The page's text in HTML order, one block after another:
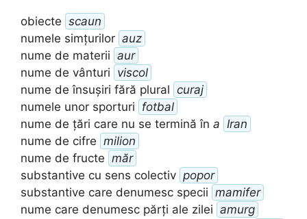
obiecte scaun
numele simțurilor auz
nume de materii aur
nume de vânturi viscol
nume de însușiri fără plural curaj
numele unor sporturi fotbal
nume de țări care nu se termină în a Iran
nume de cifre milion
nume de fructe măr
substantive cu sens colectiv popor
substantive care denumesc specii mamifer
nume care denumesc părți ale zilei amurg